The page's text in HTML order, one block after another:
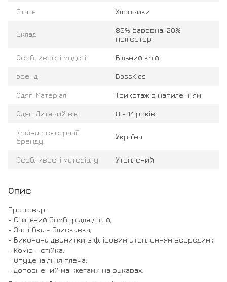
Стать Хлопчики
Склад
80% бавовна, 20%
поліестер
Особливості моделі Вільний крій
Бренд BossKids
Одяг: Матеріал Трикотаж з напиленням
Одяг: Дитячий вік 8 - 14 років
Країна реєстрації
бренду
Україна
Особливості матеріалу Утеплений
Опис
Про товар:
- Стильний бомбер для дітей;
- Застібка - блискавка;
- Виконана двунитки з флісовим утепленням всередині;
- Комір - стійка;
- Опущена лінія плеча;
- Доповнений манжетами на рукавах.